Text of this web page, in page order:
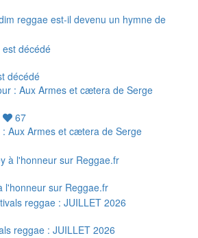
reggae est-il devenu un hymne de
décédé
67
Aux Armes et cætera de Serge
l'honneur sur Reggae.fr
reggae : JUILLET 2026